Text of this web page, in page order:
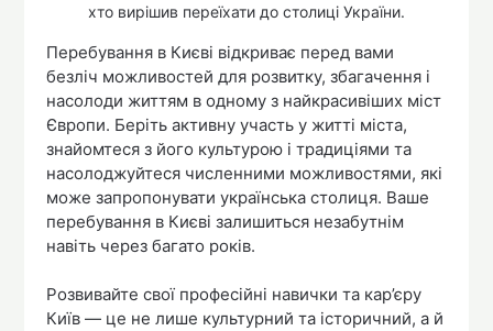
хто вирішив переїхати до столиці України.
Перебування в Києві відкриває перед вами
безліч можливостей для розвитку, збагачення і
насолоди життям в одному з найкрасивіших міст
Європи. Беріть активну участь у житті міста,
знайомтеся з його культурою і традиціями та
насолоджуйтеся численними можливостями, які
може запропонувати українська столиця. Ваше
перебування в Києві залишиться незабутнім
навіть через багато років.
Розвивайте свої професійні навички та кар’єру
Київ — це не лише культурний та історичний, а й